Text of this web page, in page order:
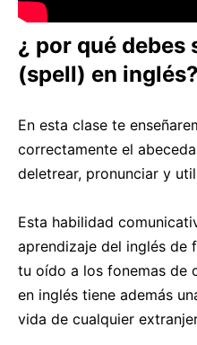
¿ por qué debes
(spell) en inglés?
En esta clase te
correctamente el
deletrear, pronunciar y
Esta habilidad
aprendizaje del inglés de
tu oído a los fonemas de
en inglés tiene además
vida de cualquier